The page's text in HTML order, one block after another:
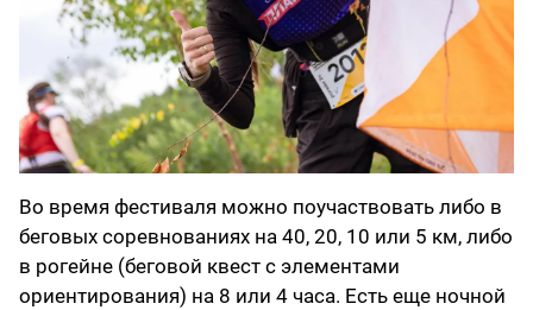
Во время фестиваля можно поучаствовать либо в
беговых соревнованиях на 40, 20, 10 или 5 км, либо
в рогейне (беговой квест с элементами
ориентирования) на 8 или 4 часа. Есть еще ночной